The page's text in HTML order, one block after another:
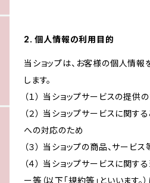
2. 個人情報の利用目的
当ショップは、お客様の個人情報
します。
（１） 当ショップサービスの提供
（２） 当ショップサービスに関す
への対応のため
（３） 当ショップの商品、サービ
（４） 当ショップサービスに関す
ー等（以下「規約等」といいます